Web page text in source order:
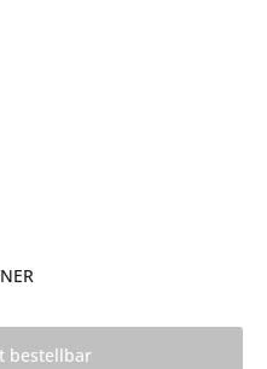
bestellbar